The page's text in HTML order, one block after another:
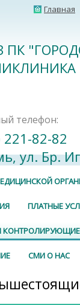
Главная
ПК
телефон:
221-82-82
ул. Бр.
ПЛАТНЫЕ
СМИ О НАС